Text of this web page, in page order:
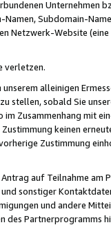
Unternehmen
Subdomain-
Netzwerk-Website
verletzen.
alleinigen
stellen, sobald Sie
Zusammenhang mit
keinen
Zustimmung
Antrag auf Teilnahme
sonstiger
und andere
des Partnerprogramms